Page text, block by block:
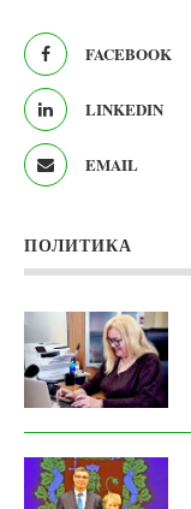
FACEBOOK
LINKEDIN
EMAIL
ПОЛИТИКА